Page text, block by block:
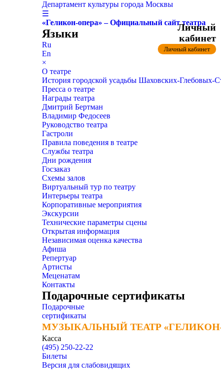
Департамент культуры города Москвы
☰
«Геликон-опера» – Официальный сайт театра
Языки
Ru
En
×
О театре
История городской усадьбы Шаховских-
Пресса о театре
Награды театра
Дмитрий Бертман
Владимир Федосеев
Руководство театра
Гастроли
Правила поведения в театре
Службы театра
Дни рождения
Госзаказ
Схемы залов
Виртуальный тур по театру
Интерьеры театра
Корпоративные мероприятия
Экскурсии
Технические параметры сцены
Открытая информация
Независимая оценка качества
Афиша
Репертуар
Артисты
Меценатам
Контакты
Подарочные сертификаты
Подарочные
сертификаты
МУЗЫКАЛЬНЫЙ ТЕАТР
МУЗЫКАЛЬНЫЙ ТЕАТР
Касса
(495) 250-22-22
Личный
кабинет
Личный кабинет
Билеты
Версия для слабовидящих